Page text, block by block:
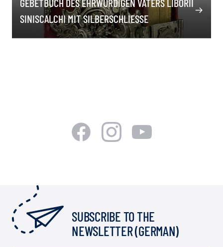
SINISCALCHI MIT SILBERSCHLIESSE
SUBSCRIBE TO THE
NEWSLETTER (GERMAN)